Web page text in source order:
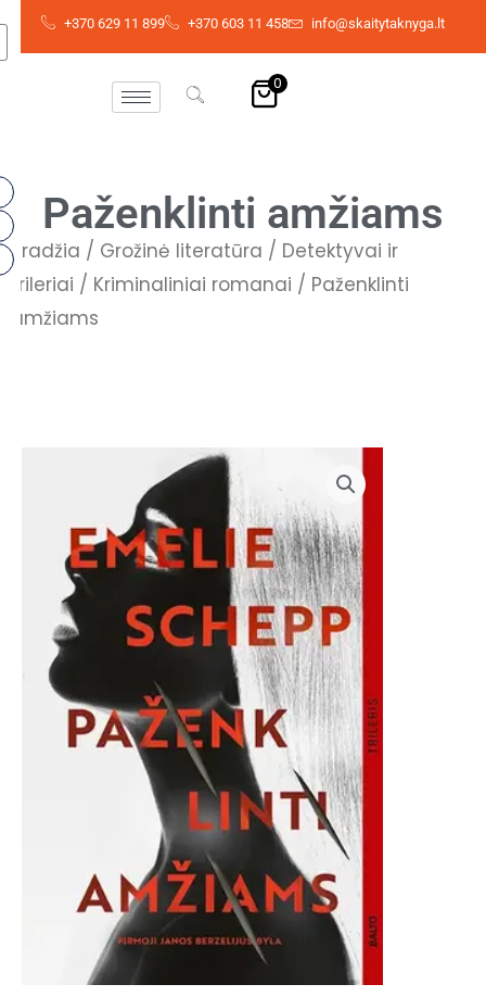
+370 629 11 899 +370 603 11 458 info@skaitytaknyga.lt
0
Paženklinti amžiams
Pradžia / Grožinė literatūra / Detektyvai ir
trileriai / Kriminaliniai romanai / Paženklinti
amžiams